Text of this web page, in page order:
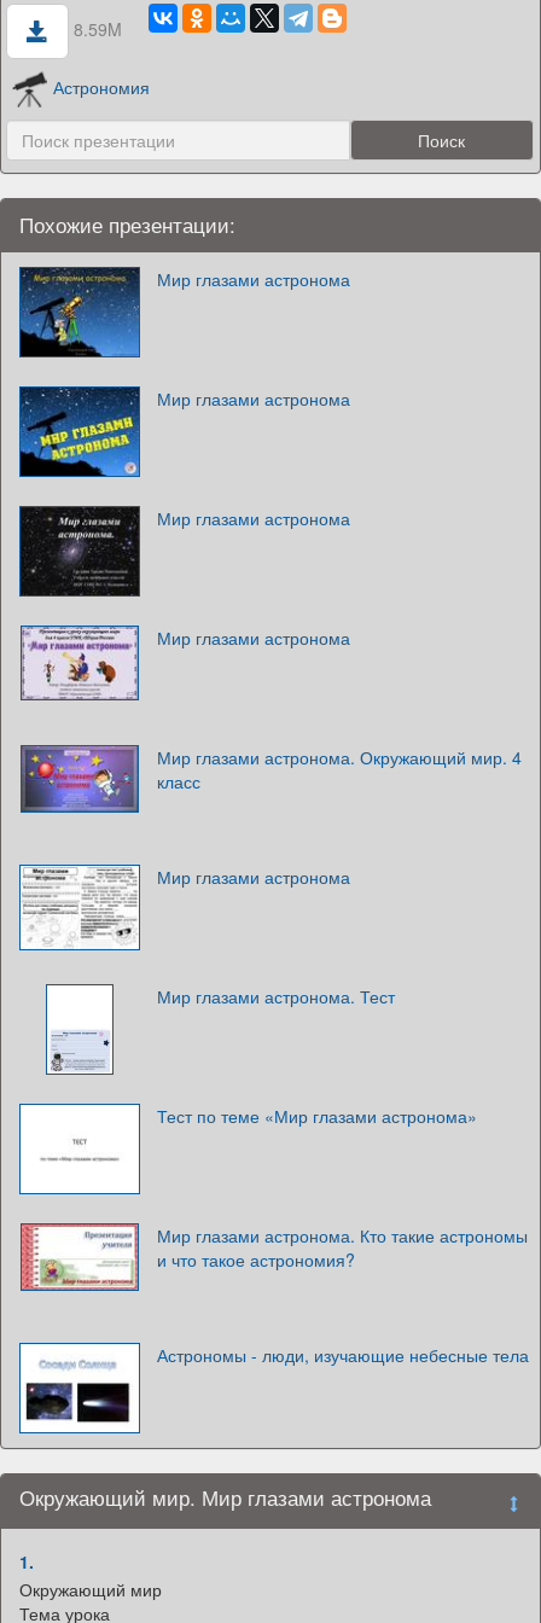
8.59M
Астрономия
Похожие презентации:
Мир глазами астронома
Мир глазами астронома
Мир глазами астронома
Мир глазами астронома
Мир глазами астронома. Окружающий мир. 4
класс
Мир глазами астронома
Мир глазами астронома. Тест
Тест по теме «Мир глазами астронома»
Мир глазами астронома. Кто такие астрономы
и что такое астрономия?
Астрономы - люди, изучающие небесные тела
Окружающий мир. Мир глазами астронома
1.
Окружающий мир
Тема урока